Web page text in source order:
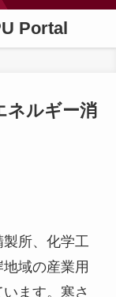
Portal
ネルギー消
所、化学工
域の産業用
ます。寒さ